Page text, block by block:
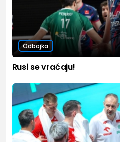
Odbojka
Rusi se vraćaju!